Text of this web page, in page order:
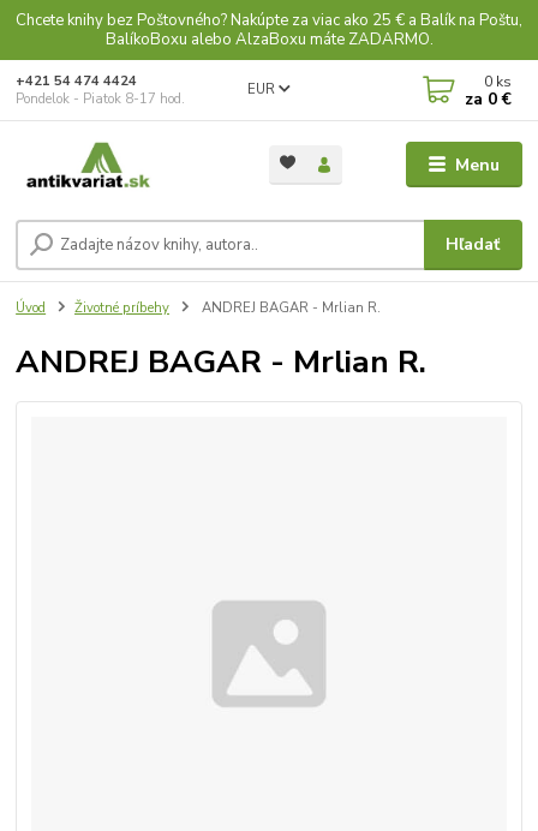
Chcete knihy bez Poštovného? Nakúpte za viac ako 25 € a Balík na Poštu,
BalíkoBoxu alebo AlzaBoxu máte ZADARMO.
Menu
EUR
Hľadať
+421 54 474 4424
Pondelok - Piatok 8-17 hod.
0 ks
za 0 €
Úvod Životné príbehy ANDREJ BAGAR - Mrlian R.
ANDREJ BAGAR - Mrlian R.